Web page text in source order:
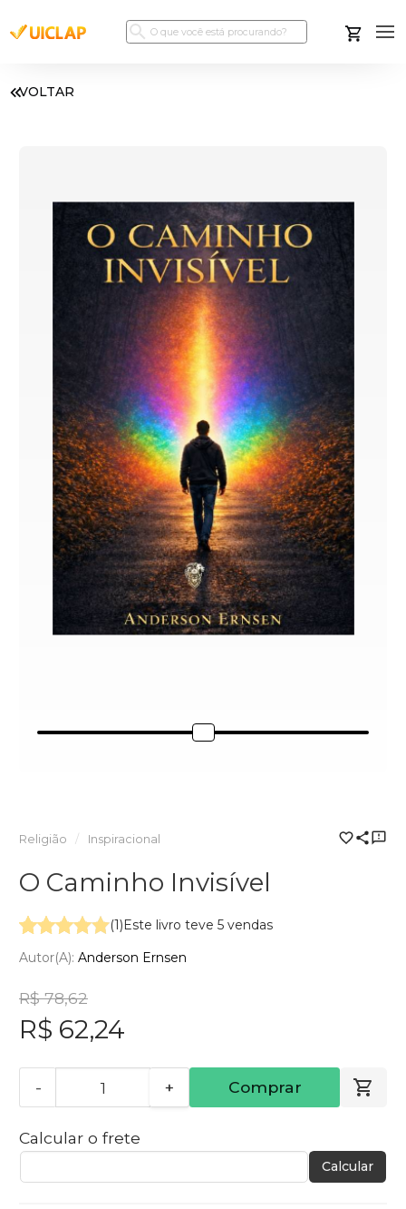
VOLTAR
Religião Inspiracional
O Caminho Invisível
(1)Este livro teve 5 vendas
Autor(a): Anderson Ernsen
R$ 78,62
R$ 62,24
- + Comprar
Calcular o frete
Calcular